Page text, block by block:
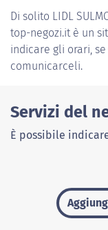
Di solito LIDL
top-negozi.it è un
indicare gli orari,
comunicarceli.
Servizi del
È possibile